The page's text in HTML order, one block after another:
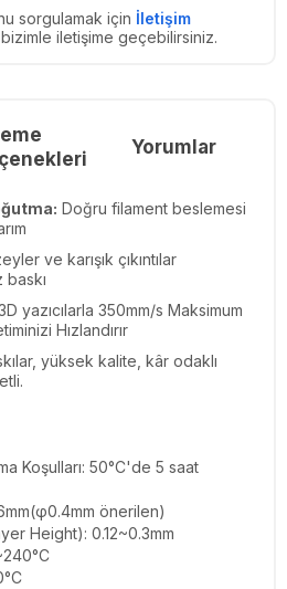
sorgulamak için İletişim
iletişime geçebilirsiniz.
Yorumlar
Doğru filament beslemesi
ve karışık çıkıntılar
yazıcılarla 350mm/s Maksimum
Hızlandırır
yüksek kalite, kâr odaklı
Koşulları: 50°C'de 5 saat
önerilen)
Height): 0.12~0.3mm